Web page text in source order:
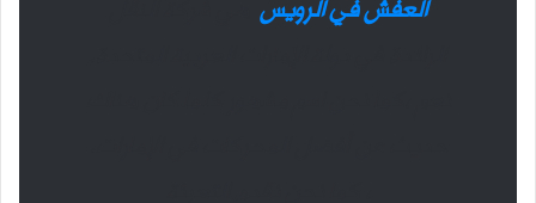
العفش في الرويس